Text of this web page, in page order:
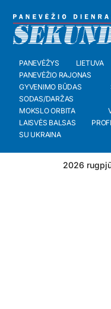
PANEVĖŽYS LIETUVA
PANEVĖŽIO RAJONAS
GYVENIMO BŪDAS
SODAS/DARŽAS
MOKSLO ORBITA
LAISVĖS BALSAS
SU UKRAINA
2026